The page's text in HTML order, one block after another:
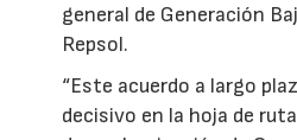
general de Generación
Repsol.
“Este acuerdo a largo
decisivo en la hoja de